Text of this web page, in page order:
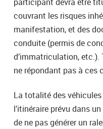
couvrant les risques
manifestation, et des
conduite (permis de
d’immatriculation,
ne répondant pas à ces
La totalité des
l’itinéraire prévu dans
de ne pas générer un